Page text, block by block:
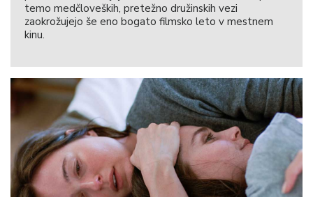
temo medčloveških, pretežno družinskih vezi
zaokrožujejo še eno bogato filmsko leto v mestnem
kinu.